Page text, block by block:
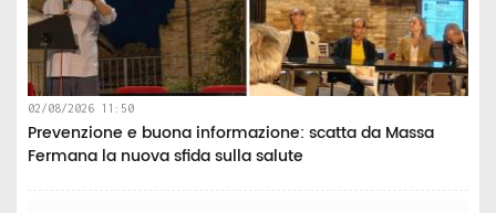
02/08/2026 11:50
Prevenzione e buona informazione: scatta da Massa
Fermana la nuova sfida sulla salute